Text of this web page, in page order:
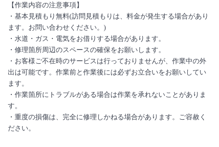
【作業内容の注意事項】
・基本見積もり無料(訪問見積もりは、料金が発生する場合があり
ます。お問い合わせください。)
・水道・ガス・電気をお借りする場合があります。
・修理箇所周辺のスペースの確保をお願いします。
・お客様ご不在時のサービスは行っておりませんが、作業中の外
出は可能です。作業前と作業後には必ずお立合いをお願いしてい
ます。
・作業箇所にトラブルがある場合は作業を承れないことがありま
す。
・重度の損傷は、完全に修理しかねる場合があります。ご容赦く
ださい。